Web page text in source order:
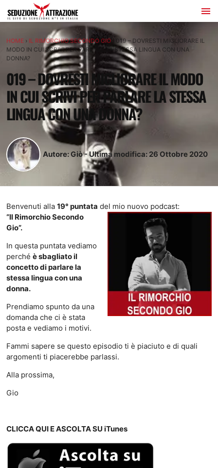
HOME› IL RIMORCHIO SECONDO GIO›
019 – DOVRESTI MIGLIORARE IL
MODO IN CUI SCRIVI PER PARLARE LA STESSA LINGUA CON UNA
DONNA?
019 – DOVRESTI MIGLIORARE IL MODO
IN CUI SCRIVI PER PARLARE LA STESSA
LINGUA CON UNA DONNA?
Autore:Giò-Ultima modifica: 26 Ottobre 2020
Benvenuti alla 19° puntata del mio nuovo podcast:
“Il Rimorchio Secondo
Gio”.
In questa puntata vediamo
perché è sbagliato il
concetto di parlare la
stessa lingua con una
donna.
Prendiamo spunto da una
domanda che ci è stata
posta e vediamo i motivi.
Fammi sapere se questo episodio ti è piaciuto e di quali
argomenti ti piacerebbe parlassi.
Alla prossima,
Gio
CLICCA QUI E ASCOLTA SU iTunes